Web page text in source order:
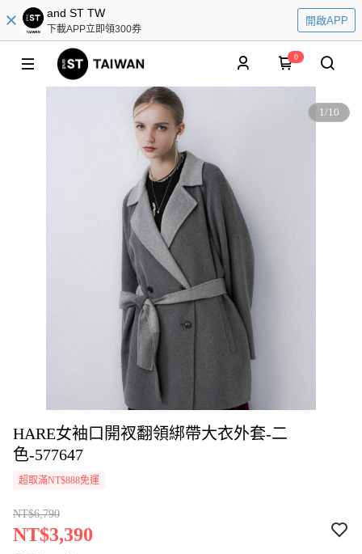
and ST TW
下載APP立即領300券
開啟APP
0
1/10
HARE女袖口開衩翻領綁帶大衣外套-二
色-577647
超取滿NT$888免運
NT$6,790
NT$3,390